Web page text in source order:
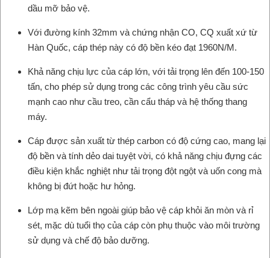
dầu mỡ bảo vệ.
Với đường kính 32mm và chứng nhận CO, CQ xuất xứ từ
Hàn Quốc, cáp thép này có độ bền kéo đạt 1960N/M.
Khả năng chịu lực của cáp lớn, với tải trọng lên đến 100-150
tấn, cho phép sử dụng trong các công trình yêu cầu sức
mạnh cao như cầu treo, cần cẩu tháp và hệ thống thang
máy.
Cáp được sản xuất từ thép carbon có độ cứng cao, mang lại
độ bền và tính dẻo dai tuyệt vời, có khả năng chịu đựng các
điều kiện khắc nghiệt như tải trọng đột ngột và uốn cong mà
không bị đứt hoặc hư hỏng.
Lớp mạ kẽm bên ngoài giúp bảo vệ cáp khỏi ăn mòn và rỉ
sét, mặc dù tuổi thọ của cáp còn phụ thuộc vào môi trường
sử dụng và chế độ bảo dưỡng.